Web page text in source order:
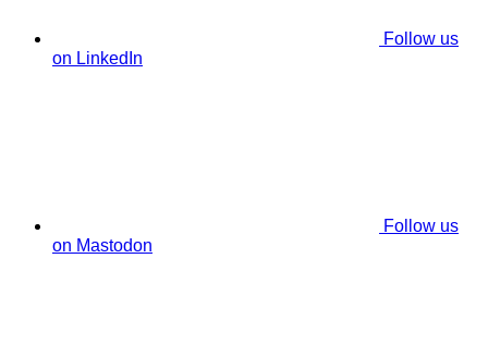
Follow us
on LinkedIn
Follow us
on Mastodon